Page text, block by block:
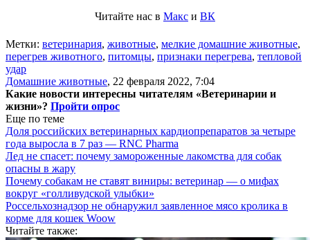
Читайте нас в Макс и ВК
Метки: ветеринария, животные, мелкие домашние животные,
перегрев животного, питомцы, признаки перегрева, тепловой
удар
Домашние животные, 22 февраля 2022, 7:04
Какие новости интересны читателям «Ветеринарии и
жизни»? Пройти опрос
Еще по теме
Доля российских ветеринарных кардиопрепаратов за четыре
года выросла в 7 раз — RNC Pharma
Лед не спасет: почему замороженные лакомства для собак
опасны в жару
Почему собакам не ставят виниры: ветеринар — о мифах
вокруг «голливудской улыбки»
Россельхознадзор не обнаружил заявленное мясо кролика в
корме для кошек Woow
Читайте также: